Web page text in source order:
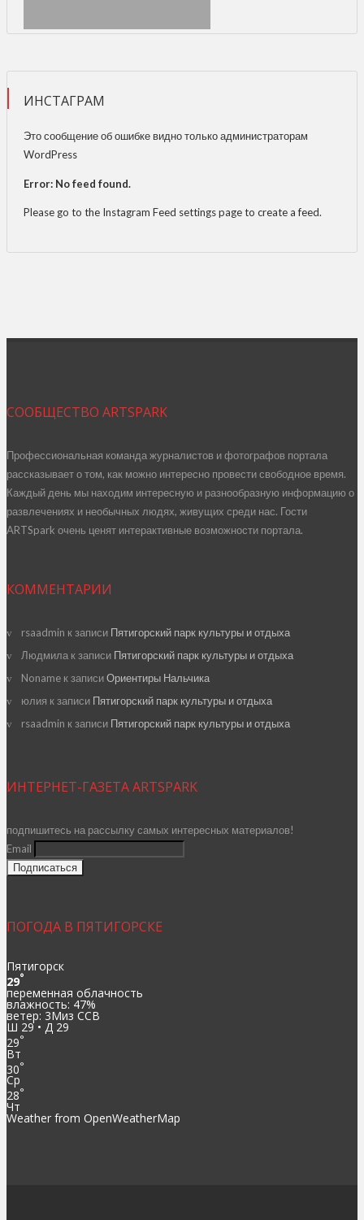
ИНСТАГРАМ
Это сообщение об ошибке видно только администраторам
WordPress
Error: No feed found.
Please go to the Instagram Feed settings page to create a feed.
СООБЩЕСТВО ARTSPARK
Профессиональная команда журналистов и фотографов портала
рассказывает о том, как можно интересно провести свободное время.
Каждый день мы находим интересную и разнообразную информацию о
развлечениях и необычных людях, живущих среди нас. Гости
ARTSpark очень ценят интерактивные возможности портала.
КОММЕНТАРИИ
rsaadmin к записи Пятигорский парк культуры и отдыха
Людмила к записи Пятигорский парк культуры и отдыха
Noname к записиОриентиры Нальчика
юлия к записи Пятигорский парк культуры и отдыха
rsaadmin к записи Пятигорский парк культуры и отдыха
ИНТЕРНЕТ-ГАЗЕТА ARTSPARK
подпишитесь на рассылку самых интересных материалов!
Email
ПОГОДА В ПЯТИГОРСКЕ
Пятигорск
29°
переменная облачность
влажность: 47%
ветер: 3Миз ССВ
Ш 29 • Д 29
29°
Вт
30°
Ср
28°
Чт
Weather from OpenWeatherMap